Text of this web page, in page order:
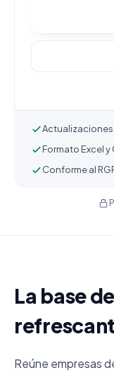
Formato Excel y
Conforme al
La base
Reúne empresas